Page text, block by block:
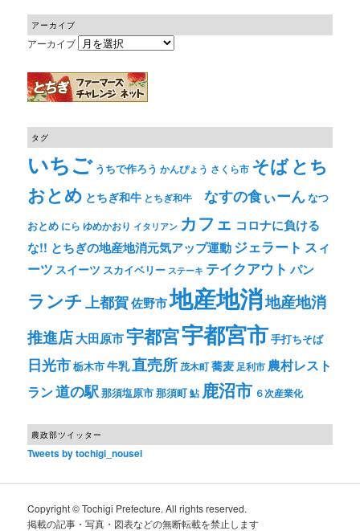
アーカイブ
アーカイブ
タグ
いちご うちで作ろう かんぴょう さくら市 そばとち
おとめ とちぎ和牛 とちぎ和牛 なすの食ぃーんなつ
おとめ にら ゆめかおり イタリアン カフェ コロナに負ける
な!! とちぎの地産地消元気アップ運動ジェラート スィ
ーツ スイーツ スカイベリー ステーキ テイクアウト パン
ランチ上都賀佐野市地産地消地産地消
推進店大田原市宇都宮宇都宮市手打ちそば
日光市栃木市牛乳直売所 茂木町蕎麦 足利市 農村レスト
ラン道の駅那須塩原市那須町鮎 鹿沼市 ６次産業化
農政部ツイッター
Tweets by tochigi_nousei
Copyright © Tochigi Prefecture. All rights reserved.
掲載の記事・写真・図表などの無断転載を禁止します